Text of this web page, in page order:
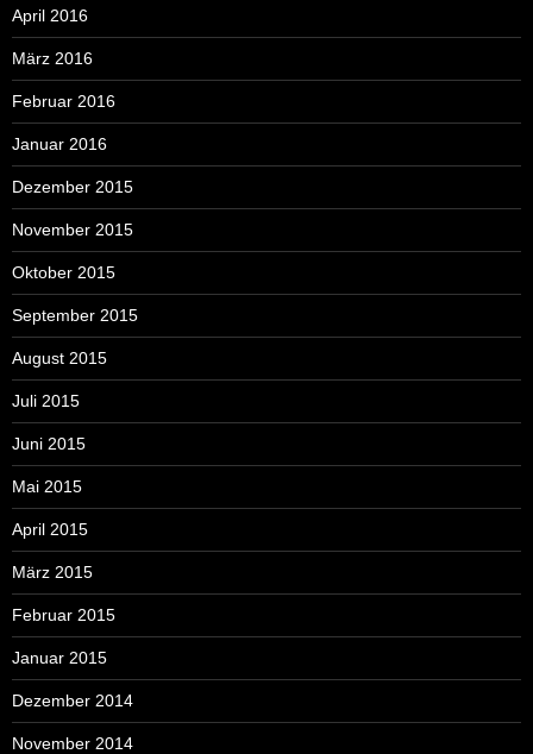
April 2016
März 2016
Februar 2016
Januar 2016
Dezember 2015
November 2015
Oktober 2015
September 2015
August 2015
Juli 2015
Juni 2015
Mai 2015
April 2015
März 2015
Februar 2015
Januar 2015
Dezember 2014
November 2014